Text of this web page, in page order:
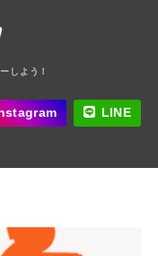
LINE